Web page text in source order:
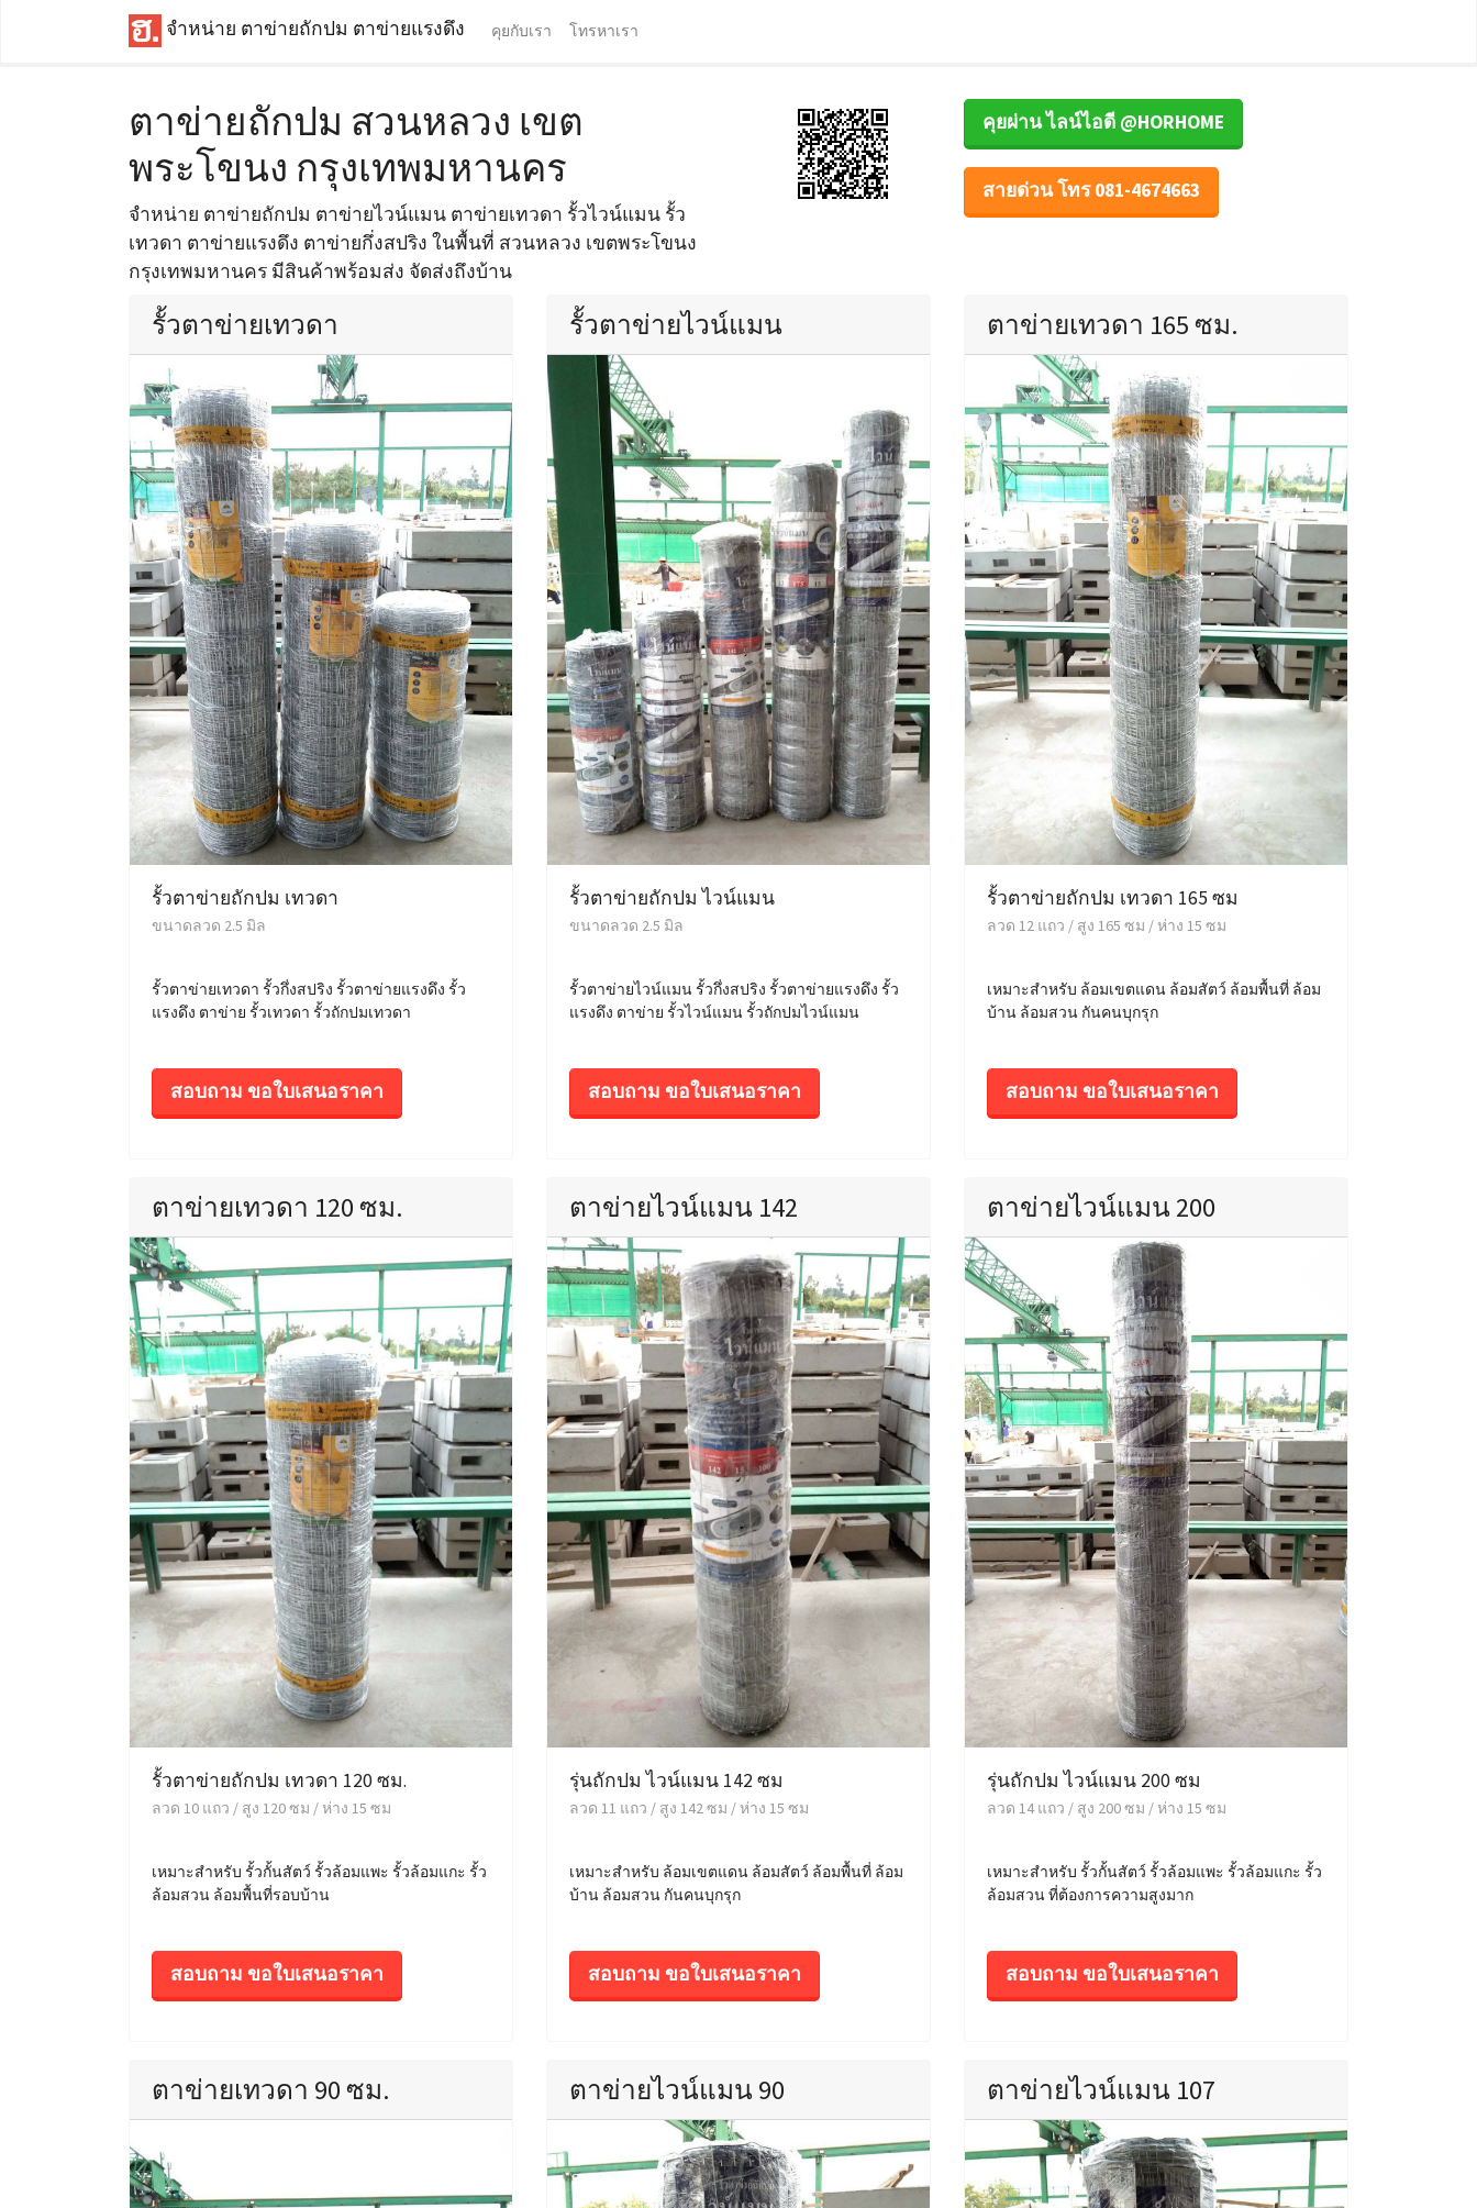
จำหน่าย ตาข่ายถักปม ตาข่ายแรงดึง คุยกับเรา โทรหาเรา
ตาข่ายถักปม สวนหลวง เขต
พระโขนง กรุงเทพมหานคร
จำหน่าย ตาข่ายถักปม ตาข่ายไวน์แมน ตาข่ายเทวดา รั้วไวน์แมน รั้ว
เทวดา ตาข่ายแรงดึง ตาข่ายกึ่งสปริง ในพื้นที่ สวนหลวง เขตพระโขนง
กรุงเทพมหานคร มีสินค้าพร้อมส่ง จัดส่งถึงบ้าน
คุยผ่าน ไลน์ไอดี @HORHOME
สายด่วน โทร 081-4674663
รั้วตาข่ายเทวดา
รั้วตาข่ายถักปม เทวดา
ขนาดลวด 2.5 มิล
รั้วตาข่ายเทวดา รั้วกึ่งสปริง รั้วตาข่ายแรงดึง รั้ว
แรงดึง ตาข่าย รั้วเทวดา รั้วถักปมเทวดา
สอบถาม ขอใบเสนอราคา
รั้วตาข่ายไวน์แมน
รั้วตาข่ายถักปม ไวน์แมน
ขนาดลวด 2.5 มิล
รั้วตาข่ายไวน์แมน รั้วกึ่งสปริง รั้วตาข่ายแรงดึง รั้ว
แรงดึง ตาข่าย รั้วไวน์แมน รั้วถักปมไวน์แมน
สอบถาม ขอใบเสนอราคา
ตาข่ายเทวดา 165 ซม.
รั้วตาข่ายถักปม เทวดา 165 ซม
ลวด 12 แถว / สูง 165 ซม / ห่าง 15 ซม
เหมาะสำหรับ ล้อมเขตแดน ล้อมสัตว์ ล้อมพื้นที่ ล้อม
บ้าน ล้อมสวน กันคนบุกรุก
สอบถาม ขอใบเสนอราคา
ตาข่ายเทวดา 120 ซม.
รั้วตาข่ายถักปม เทวดา 120 ซม.
ลวด 10 แถว / สูง 120 ซม / ห่าง 15 ซม
เหมาะสำหรับ รั้วกั้นสัตว์ รั้วล้อมแพะ รั้วล้อมแกะ รั้ว
ล้อมสวน ล้อมพื้นที่รอบบ้าน
สอบถาม ขอใบเสนอราคา
ตาข่ายไวน์แมน 142
รุ่นถักปม ไวน์แมน 142 ซม
ลวด 11 แถว / สูง 142 ซม / ห่าง 15 ซม
เหมาะสำหรับ ล้อมเขตแดน ล้อมสัตว์ ล้อมพื้นที่ ล้อม
บ้าน ล้อมสวน กันคนบุกรุก
สอบถาม ขอใบเสนอราคา
ตาข่ายไวน์แมน 200
รุ่นถักปม ไวน์แมน 200 ซม
ลวด 14 แถว / สูง 200 ซม / ห่าง 15 ซม
เหมาะสำหรับ รั้วกั้นสัตว์ รั้วล้อมแพะ รั้วล้อมแกะ รั้ว
ล้อมสวน ที่ต้องการความสูงมาก
สอบถาม ขอใบเสนอราคา
ตาข่ายเทวดา 90 ซม. ตาข่ายไวน์แมน 90 ตาข่ายไวน์แมน 107